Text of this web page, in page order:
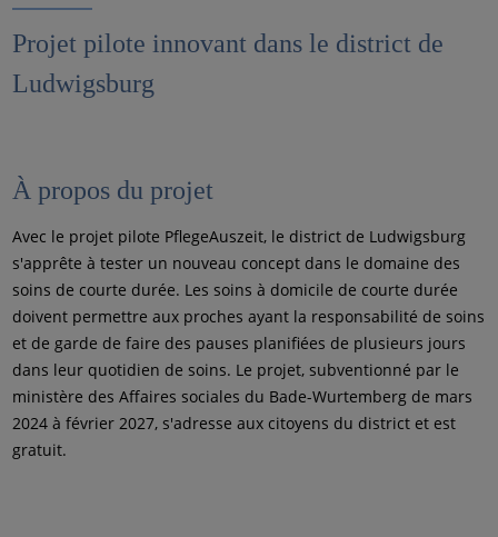
Projet pilote innovant dans le district de
Ludwigsburg
À propos du projet
Avec le projet pilote PflegeAuszeit, le district de Ludwigsburg
s'apprête à tester un nouveau concept dans le domaine des
soins de courte durée. Les soins à domicile de courte durée
doivent permettre aux proches ayant la responsabilité de soins
et de garde de faire des pauses planifiées de plusieurs jours
dans leur quotidien de soins. Le projet, subventionné par le
ministère des Affaires sociales du Bade-Wurtemberg de mars
2024 à février 2027, s'adresse aux citoyens du district et est
gratuit.